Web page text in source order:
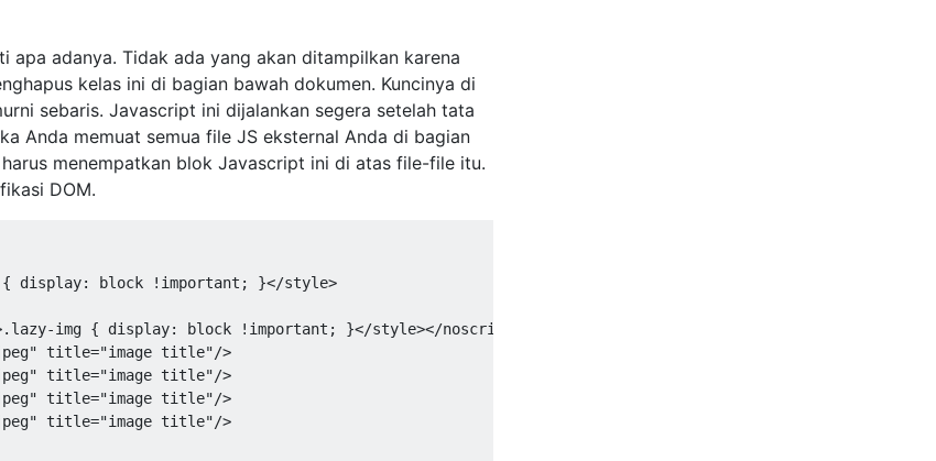
apa adanya. Tidak ada yang akan ditampilkan karena
kelas ini di bagian bawah dokumen. Kuncinya di
sebaris. Javascript ini dijalankan segera setelah tata
Anda memuat semua file JS eksternal Anda di bagian
menempatkan blok Javascript ini di atas file-file itu.
DOM.
{ display: block ! important ; }</style>
lazy-img { display: block ! important ; }</style></noscript
title="image title"/>
title="image title"/>
title="image title"/>
title="image title"/>